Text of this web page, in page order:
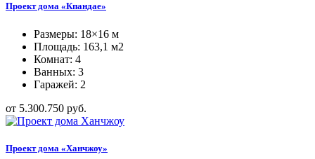
Проект дома «Кпандае»
Размеры: 18×16 м
Площадь: 163,1 м2
Комнат: 4
Ванных: 3
Гаражей: 2
от 5.300.750 руб.
Проект дома «Ханчжоу»